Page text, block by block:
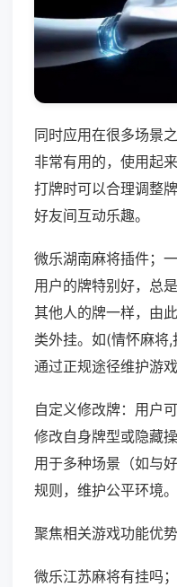
同时应用在很多场景
非常有用的，使用起
打牌时可以合理调整
好友间互动乐趣。
微乐湖南麻将插件；
用户的牌特别好，总
其他人的牌一样，由
类外挂。如(情怀麻将
通过正规途径维护游戏
自定义修改牌：用户
修改自身牌型或隐藏
用于多种场景（如与
规则，维护公平环境。
聚焦相关游戏功能优势
微乐江苏麻将有挂吗